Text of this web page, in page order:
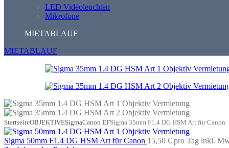
LED Videoleuchten
Mikrofone
MIETABLAUF
MIETABLAUF
StartseiteOBJEKTIVESigmaCanon EFSigma 35mm F1.4 DG HSM Art für Canon
Sigma 50mm F1.4 DG HSM Art für Canon 15,50 € pro Tag inkl.